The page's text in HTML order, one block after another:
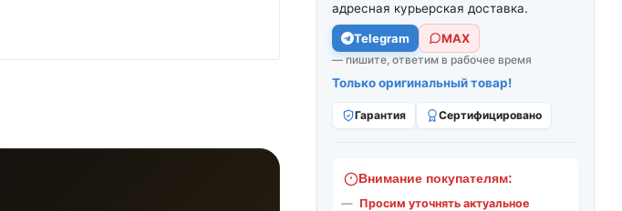
адресная курьерская доставка.
Telegram МАХ
— пишите, ответим в рабочее время
Только оригинальный товар!
Гарантия Сертифицировано
Внимание покупателям:
Просим уточнять актуальное